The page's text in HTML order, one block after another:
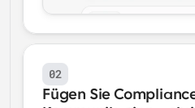
02
Fügen Sie